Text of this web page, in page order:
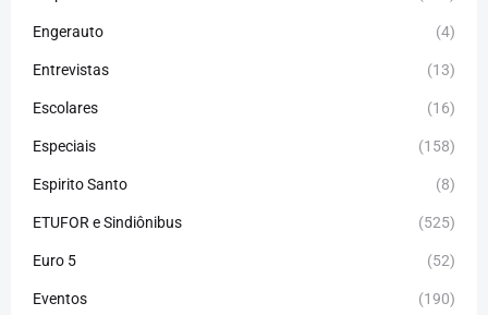
Engerauto (4)
Entrevistas (13)
Escolares (16)
Especiais (158)
Espirito Santo (8)
ETUFOR e Sindiônibus (525)
Euro 5 (52)
Eventos (190)